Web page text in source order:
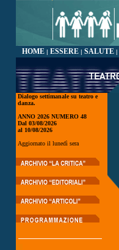
HOME | ESSERE | SALUTE |
Dialogo settimanale su teatro e
danza.
ANNO 2026 NUMERO 48
Dal 03/08/2026
al 10/08/2026
Aggiornato il lunedì sera